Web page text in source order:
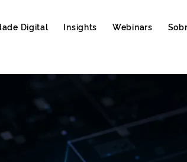
Digital Insights Webinars